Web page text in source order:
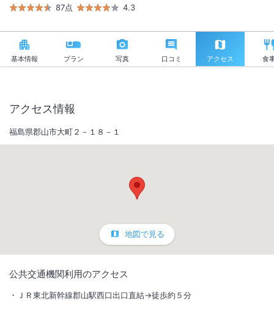
87点 4.3
基本情報 プラン 写真 口コミ アクセス 食
アクセス情報
福島県郡山市大町２－１８－１
地図で見る
公共交通機関利用のアクセス
ＪＲ東北新幹線郡山駅西口出口直結→徒歩約５分